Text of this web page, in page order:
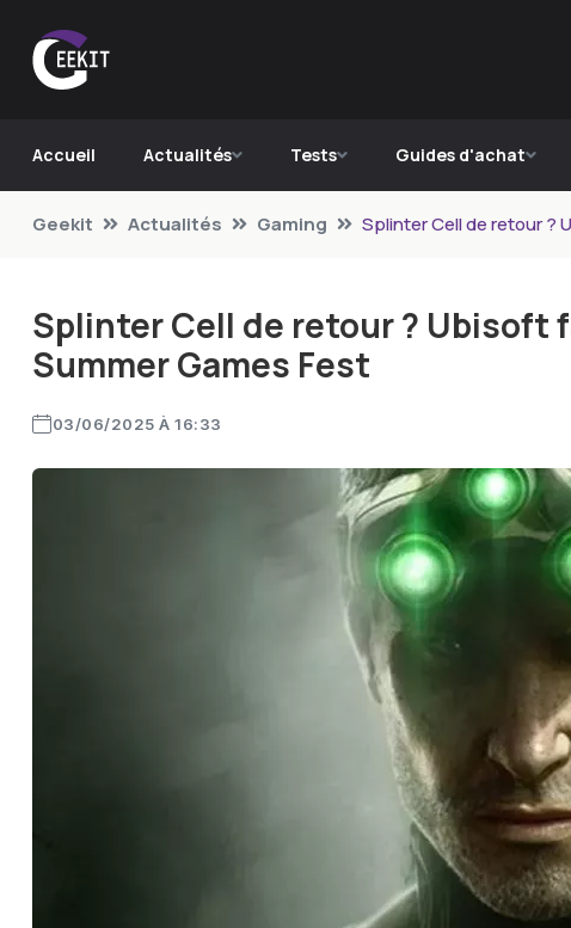
Accueil Actualités Tests Guides d'achat
Geekit Actualités Gaming Splinter Cell de retour ?
Splinter Cell de retour ? Ubisoft
Summer Games Fest
03/06/2025 À 16:33